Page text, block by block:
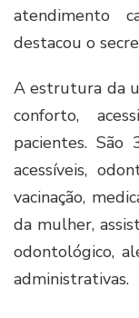
atendimento
destacou o
A estrutura da
conforto,
pacientes. São
acessíveis,
vacinação,
da mulher,
odontológico,
administrativas.